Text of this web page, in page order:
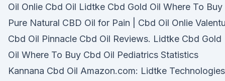
Oil Onlie Cbd Oil Lidtke Cbd Gold Oil Where To Buy
Pure Natural CBD Oil for Pain | Cbd Oil Onlie
Cbd Oil Pinnacle Cbd Oil Reviews. Lidtke Cbd Gold
Oil Where To Buy Cbd Oil Pediatrics Statistics
Kannana Cbd Oil Amazon.com: Lidtke Technologies